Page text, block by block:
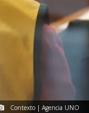
Contexto | Agencia UNO